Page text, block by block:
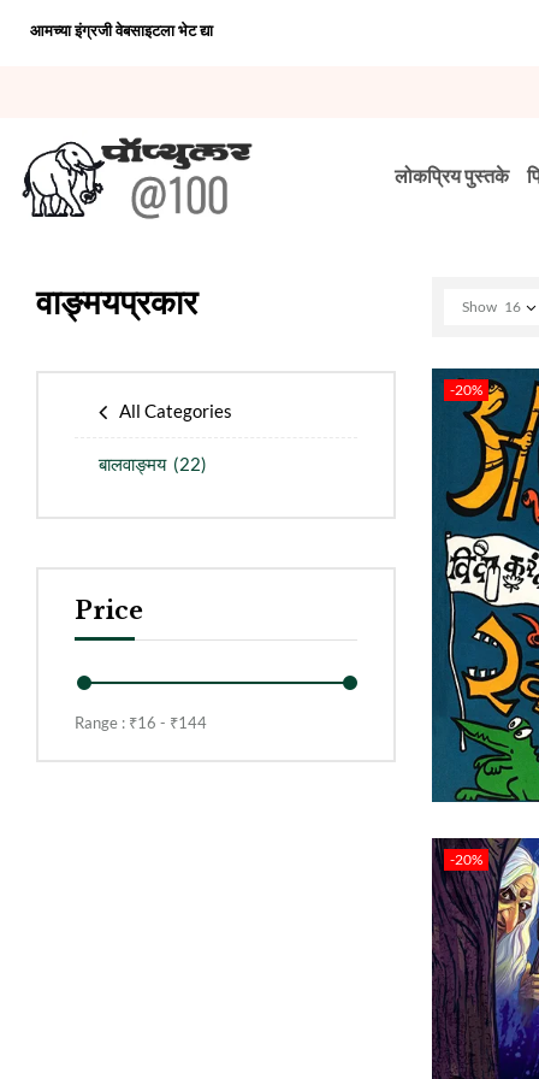
आमच्या इंग्रजी वेबसाइटला भेट द्या
लोकप्रिय पुस्तके
वाङ्मयप्रकार
All Categories
बालवाङ्मय (22)
Price
Range : ₹16 - ₹144
Show 16
-20%
-20%